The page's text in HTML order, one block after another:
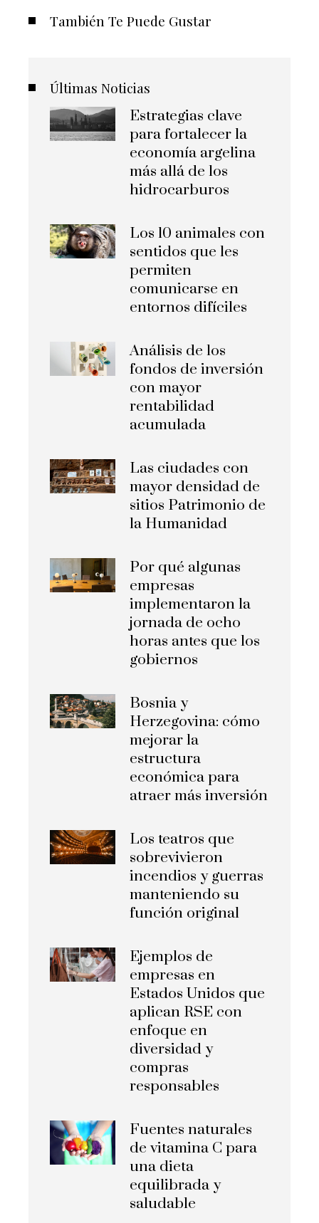
También Te Puede Gustar
Últimas Noticias
Estrategias clave
para fortalecer la
economía argelina
más allá de los
hidrocarburos
Los 10 animales con
sentidos que les
permiten
comunicarse en
entornos difíciles
Análisis de los
fondos de inversión
con mayor
rentabilidad
acumulada
Las ciudades con
mayor densidad de
sitios Patrimonio de
la Humanidad
Por qué algunas
empresas
implementaron la
jornada de ocho
horas antes que los
gobiernos
Bosnia y
Herzegovina: cómo
mejorar la
estructura
económica para
atraer más inversión
Los teatros que
sobrevivieron
incendios y guerras
manteniendo su
función original
Ejemplos de
empresas en
Estados Unidos que
aplican RSE con
enfoque en
diversidad y
compras
responsables
Fuentes naturales
de vitamina C para
una dieta
equilibrada y
saludable